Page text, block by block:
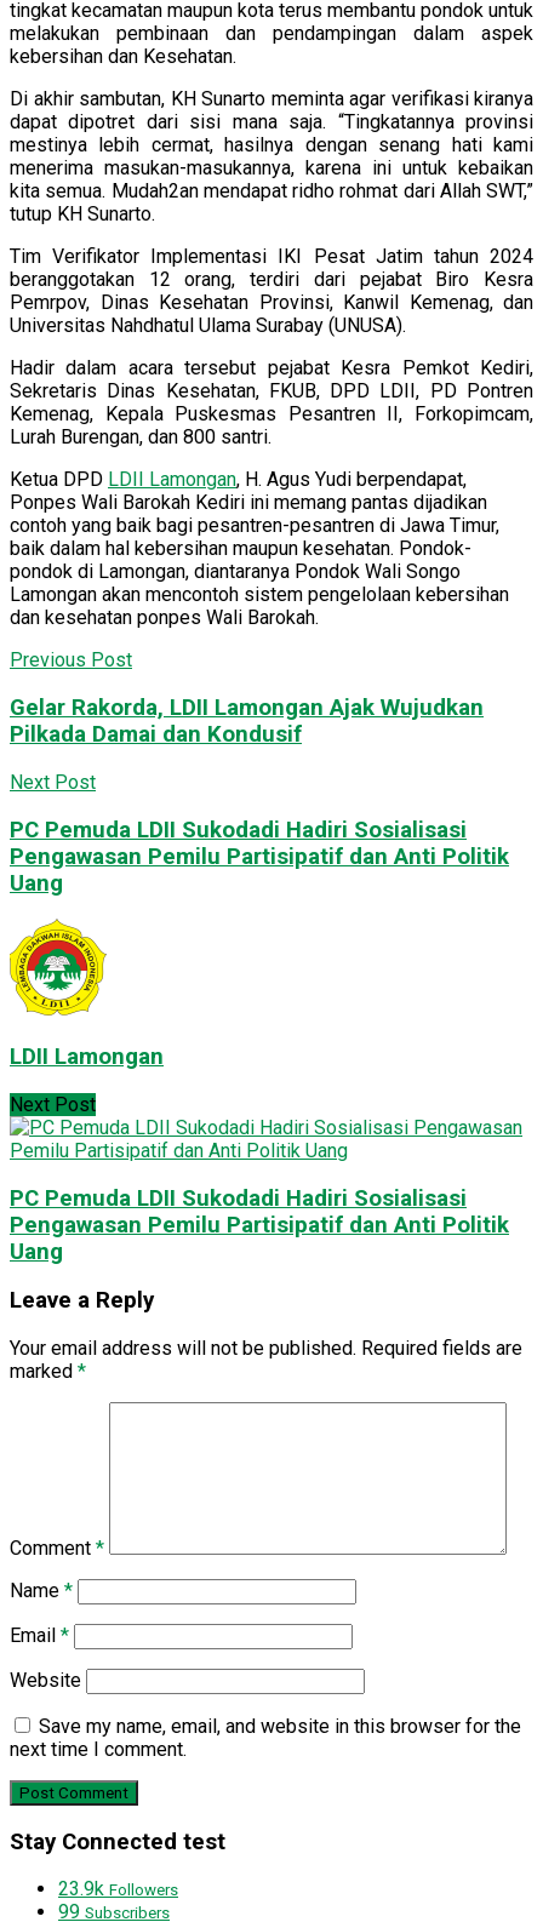
tingkat kecamatan maupun kota terus membantu pondok untuk
melakukan pembinaan dan pendampingan dalam aspek
kebersihan dan Kesehatan.
Di akhir sambutan, KH Sunarto meminta agar verifikasi kiranya
dapat dipotret dari sisi mana saja. “Tingkatannya provinsi
mestinya lebih cermat, hasilnya dengan senang hati kami
menerima masukan-masukannya, karena ini untuk kebaikan
kita semua. Mudah2an mendapat ridho rohmat dari Allah SWT,”
tutup KH Sunarto.
Tim Verifikator Implementasi IKI Pesat Jatim tahun 2024
beranggotakan 12 orang, terdiri dari pejabat Biro Kesra
Pemrpov, Dinas Kesehatan Provinsi, Kanwil Kemenag, dan
Universitas Nahdhatul Ulama Surabay (UNUSA).
Hadir dalam acara tersebut pejabat Kesra Pemkot Kediri,
Sekretaris Dinas Kesehatan, FKUB, DPD LDII, PD Pontren
Kemenag, Kepala Puskesmas Pesantren II, Forkopimcam,
Lurah Burengan, dan 800 santri.
Ketua DPD LDII Lamongan, H. Agus Yudi berpendapat,
Ponpes Wali Barokah Kediri ini memang pantas dijadikan
contoh yang baik bagi pesantren-pesantren di Jawa Timur,
baik dalam hal kebersihan maupun kesehatan. Pondok-
pondok di Lamongan, diantaranya Pondok Wali Songo
Lamongan akan mencontoh sistem pengelolaan kebersihan
dan kesehatan ponpes Wali Barokah.
Previous Post
Gelar Rakorda, LDII Lamongan Ajak Wujudkan
Pilkada Damai dan Kondusif
Next Post
PC Pemuda LDII Sukodadi Hadiri Sosialisasi
Pengawasan Pemilu Partisipatif dan Anti Politik
Uang
LDII Lamongan
Next Post
PC Pemuda LDII Sukodadi Hadiri Sosialisasi
Pengawasan Pemilu Partisipatif dan Anti Politik
Uang
Leave a Reply
Your email address will not be published. Required fields are
marked *
Comment *
Name *
Email *
Website
Save my name, email, and website in this browser for the
next time I comment.
Stay Connected test
23.9k Followers
99 Subscribers